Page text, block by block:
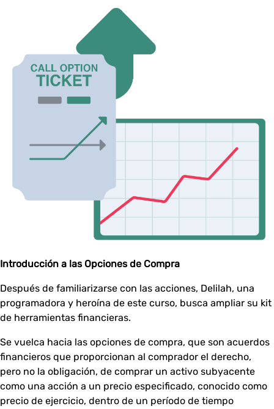
Introducción a las Opciones de Compra
Después de familiarizarse con las acciones, Delilah, una
programadora y heroína de este curso, busca ampliar su kit
de herramientas financieras.
Se vuelca hacia las opciones de compra, que son acuerdos
financieros que proporcionan al comprador el derecho,
pero no la obligación, de comprar un activo subyacente
como una acción a un precio especificado, conocido como
precio de ejercicio, dentro de un período de tiempo